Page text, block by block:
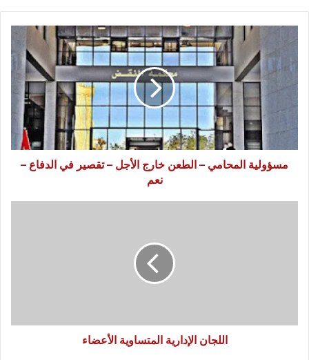
المحامي
الطعن
خارج
تقصير
في
الدفاع
مسؤولية المحامي – الطعن خارج الأجل – تقصير في الدفاع –
نعم
اللجان الإدارية المتساوية الأعضاء